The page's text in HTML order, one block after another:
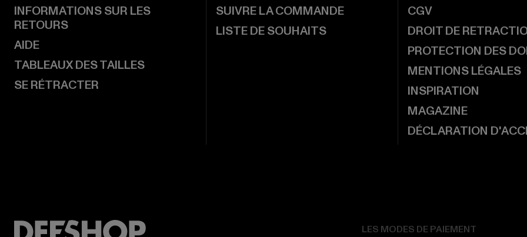
INFORMATIONS SUR LES
RETOURS
AIDE
TABLEAUX DES TAILLES
SE RÉTRACTER
SUIVRE LA COMMANDE
LISTE DE SOUHAITS
CGV
DROIT DE
PROTECTION DES
MENTIONS LÉGALES
INSPIRATION
MAGAZINE
DÉCLARATION
LES MODES DE PAIEMENT